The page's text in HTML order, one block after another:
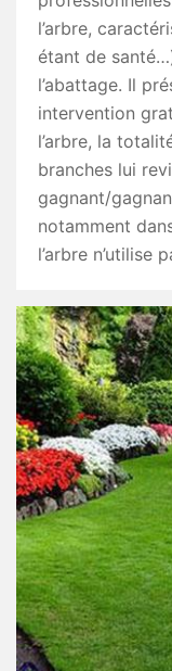
l’arbre,
étant de
l’abattage. Il
intervention
l’arbre, la
branches lui
gagnant/
notamment
l’arbre n’utilise